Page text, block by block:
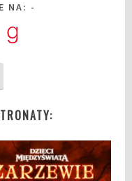
NA:
Goodreads